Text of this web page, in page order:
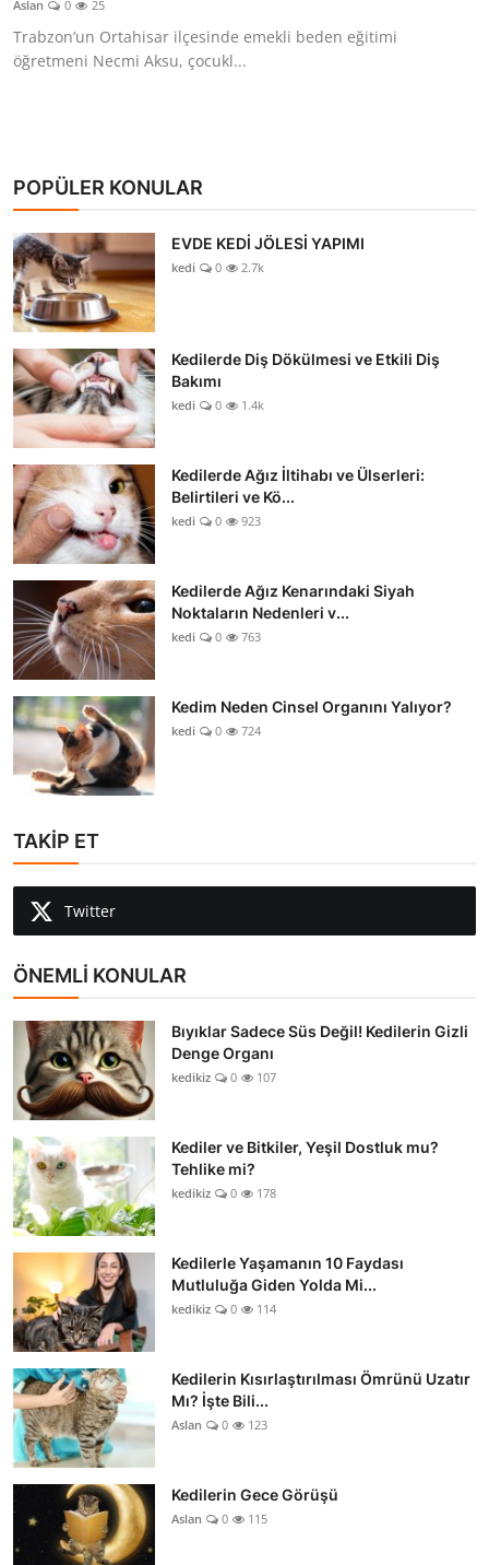
KEDİ DÜNYASI
KEDİ MAMASI
Aslan 0 25
Trabzon’un Ortahisar ilçesinde emekli beden eğitimi
öğretmeni Necmi Aksu, çocukl...
POPÜLER KONULAR
EVDE KEDİ JÖLESİ YAPIMI
kedi 0 2.7k
Kedilerde Diş Dökülmesi ve Etkili Diş
Bakımı
kedi 0 1.4k
Kedilerde Ağız İltihabı ve Ülserleri:
Belirtileri ve Kö...
kedi 0 923
Kedilerde Ağız Kenarındaki Siyah
Noktaların Nedenleri v...
kedi 0 763
Kedim Neden Cinsel Organını Yalıyor?
kedi 0 724
TAKİP ET
Twitter
ÖNEMLİ KONULAR
Bıyıklar Sadece Süs Değil! Kedilerin Gizli
Denge Organı
kedikiz 0 107
Kediler ve Bitkiler, Yeşil Dostluk mu?
Tehlike mi?
kedikiz 0 178
Kedilerle Yaşamanın 10 Faydası
Mutluluğa Giden Yolda Mi...
kedikiz 0 114
Kedilerin Kısırlaştırılması Ömrünü Uzatır
Mı? İşte Bili...
Aslan 0 123
Kedilerin Gece Görüşü
Aslan 0 115